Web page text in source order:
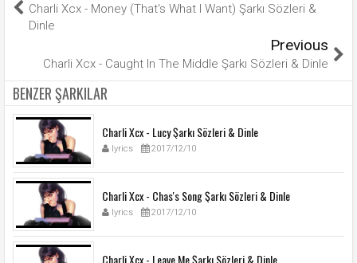
Charli Xcx - Money (That's What I Want) Şarkı Sözleri &
Dinle
Previous
Charli Xcx - Caught In The Middle Şarkı Sözleri & Dinle
BENZER ŞARKILAR
Charli Xcx - Lucy Şarkı Sözleri & Dinle
lyrics 2017/12/10
Charli Xcx - Chas's Song Şarkı Sözleri & Dinle
lyrics 2017/12/10
Charli Xcx - Leave Me Şarkı Sözleri & Dinle